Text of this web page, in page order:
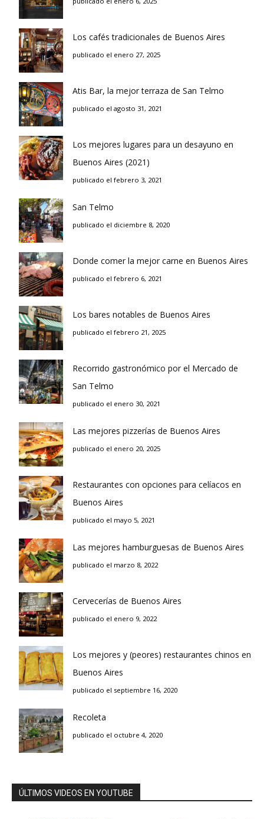
Los cafés tradicionales de Buenos Aires
publicado el enero 27, 2025
Atis Bar, la mejor terraza de San Telmo
publicado el agosto 31, 2021
Los mejores lugares para un desayuno en
Buenos Aires (2021)
publicado el febrero 3, 2021
San Telmo
publicado el diciembre 8, 2020
Donde comer la mejor carne en Buenos Aires
publicado el febrero 6, 2021
Los bares notables de Buenos Aires
publicado el febrero 21, 2025
Recorrido gastronómico por el Mercado de
San Telmo
publicado el enero 30, 2021
Las mejores pizzerías de Buenos Aires
publicado el enero 20, 2025
Restaurantes con opciones para celíacos en
Buenos Aires
publicado el mayo 5, 2021
Las mejores hamburguesas de Buenos Aires
publicado el marzo 8, 2022
Cervecerías de Buenos Aires
publicado el enero 9, 2022
Los mejores y (peores) restaurantes chinos en
Buenos Aires
publicado el septiembre 16, 2020
Recoleta
publicado el octubre 4, 2020
ÚLTIMOS VIDEOS EN YOUTUBE